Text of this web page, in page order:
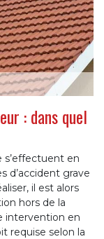
: dans quel
s’effectuent en
d’accident grave
il est alors
hors de la
intervention en
requise selon la